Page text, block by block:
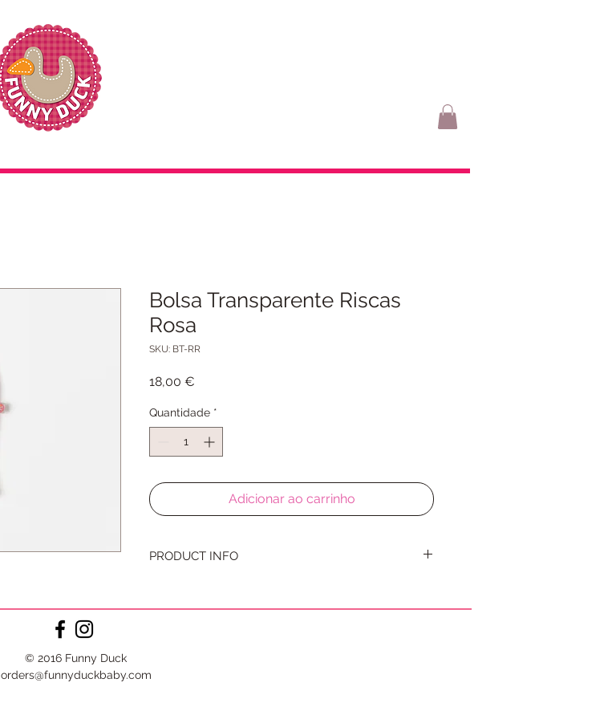
Bolsa Transparente Riscas
Rosa
SKU: BT-RR
18,00 €
Quantidade *
Adicionar ao carrinho
PRODUCT INFO
© 2016 Funny Duck
orders@funnyduckbaby.com